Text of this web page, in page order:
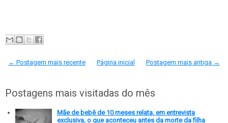
← Postagem mais recente Postagem mais antiga →
Página inicial
Postagens mais visitadas do mês
Mãe de bebê de 10 meses relata, em entrevista
exclusiva, o que aconteceu antes da morte da filha